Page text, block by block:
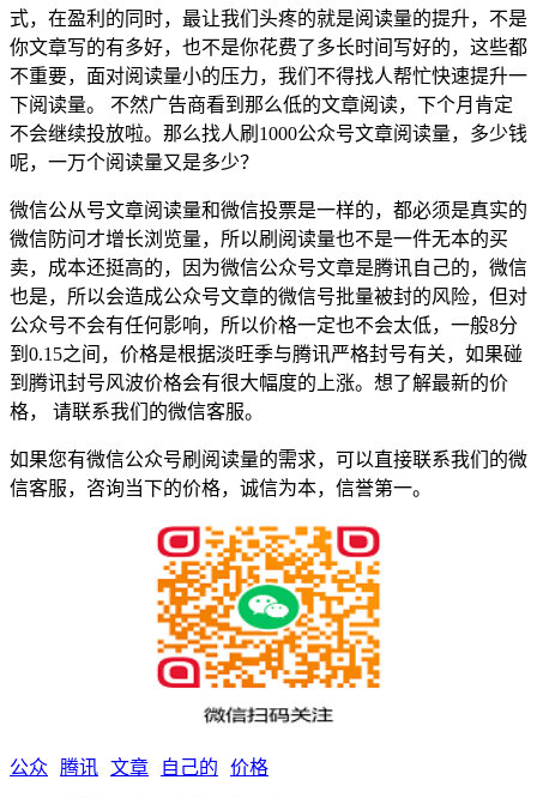
式，在盈利的同时，最让我们头疼的就是阅读量的提升，不是
你文章写的有多好，也不是你花费了多长时间写好的，这些都
不重要，面对阅读量小的压力，我们不得找人帮忙快速提升一
下阅读量。 不然广告商看到那么低的文章阅读，下个月肯定
不会继续投放啦。那么找人刷1000公众号文章阅读量，多少钱
呢，一万个阅读量又是多少？
微信公从号文章阅读量和微信投票是一样的，都必须是真实的
微信防问才增长浏览量，所以刷阅读量也不是一件无本的买
卖，成本还挺高的，因为微信公众号文章是腾讯自己的，微信
也是，所以会造成公众号文章的微信号批量被封的风险，但对
公众号不会有任何影响，所以价格一定也不会太低，一般8分
到0.15之间，价格是根据淡旺季与腾讯严格封号有关，如果碰
到腾讯封号风波价格会有很大幅度的上涨。想了解最新的价
格， 请联系我们的微信客服。
如果您有微信公众号刷阅读量的需求，可以直接联系我们的微
信客服，咨询当下的价格，诚信为本，信誉第一。
公众 腾讯 文章 自己的 价格